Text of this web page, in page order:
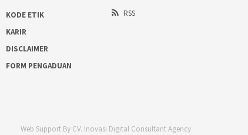
KODE ETIK
KARIR
DISCLAIMER
FORM PENGADUAN
RSS
Web Support By CV. Inovasi Digital Consultant Agency